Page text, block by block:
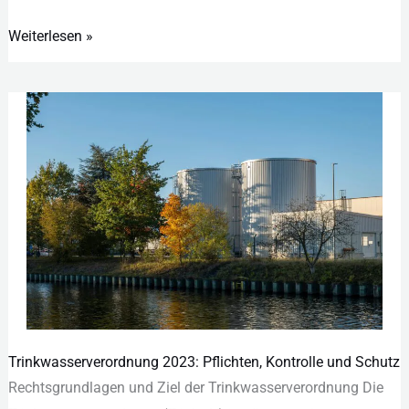
Weiterlesen »
Trinkwasserverordnung 2023: Pflichten, Kontrolle und Schutz
Rec︇htsgrundlagen und︇ Zie︇l der︇ Tri︇nkwasserverordnung Die︇
Trinkwasserverordnung
2023: